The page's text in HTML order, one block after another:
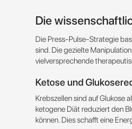
Die
Die Press-Pulse-Strategie
sind. Die gezielte
vielversprechende
Ketose und
Krebszellen sind auf Glukose
ketogene Diät reduziert den
können. Dies schafft eine